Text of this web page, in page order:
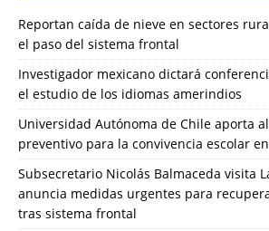
Reportan caída de nieve en sectores
el paso del sistema frontal
Investigador mexicano dictará
el estudio de los idiomas amerindios
Universidad Autónoma de Chile aporta
preventivo para la convivencia escolar
Subsecretario Nicolás Balmaceda visita
anuncia medidas urgentes para
tras sistema frontal